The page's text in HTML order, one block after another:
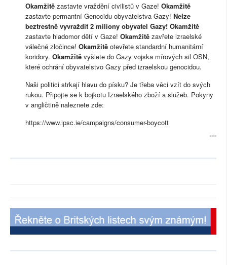
Okamžitě zastavte vraždění civilistů v Gaze! Okamžitě
zastavte permantní Genocidu obyvatelstva Gazy! Nelze
beztrestně vyvraždit 2 miliony obyvatel Gazy! Okamžitě
zastavte hladomor dětí v Gaze! Okamžitě zavřete izraelské
válečné zločince! Okamžitě otevřete standardní humanitární
koridory. Okamžitě vyšlete do Gazy vojska mírových sil OSN,
které ochrání obyvatelstvo Gazy před izraelskou genocidou.
Naši politici strkají hlavu do písku? Je třeba věci vzít do svých
rukou. Připojte se k bojkotu Izraelského zboží a služeb. Pokyny
v angličtině naleznete zde:
https://www.ipsc.ie/campaigns/consumer-boycott